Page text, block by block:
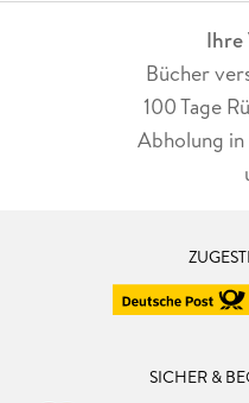
Ihre
Bücher
100 Tage
Abholung
SICHER &